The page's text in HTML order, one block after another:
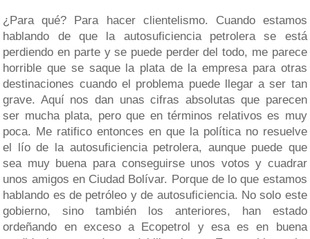
¿Para qué? Para hacer clientelismo. Cuando estamos
hablando de que la autosuficiencia petrolera se está
perdiendo en parte y se puede perder del todo, me parece
horrible que se saque la plata de la empresa para otras
destinaciones cuando el problema puede llegar a ser tan
grave. Aquí nos dan unas cifras absolutas que parecen
ser mucha plata, pero que en términos relativos es muy
poca. Me ratifico entonces en que la política no resuelve
el lío de la autosuficiencia petrolera, aunque puede que
sea muy buena para conseguirse unos votos y cuadrar
unos amigos en Ciudad Bolívar. Porque de lo que estamos
hablando es de petróleo y de autosuficiencia. No solo este
gobierno, sino también los anteriores, han estado
ordeñando en exceso a Ecopetrol y esa es en buena